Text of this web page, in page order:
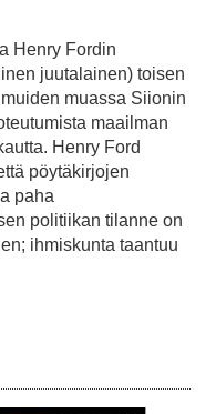
Henry Fordin
juutalainen) toisen
muassa Siionin
maailman
Henry Ford
pöytäkirjojen
paha
politiikan tilanne on
ihmiskunta taantuu